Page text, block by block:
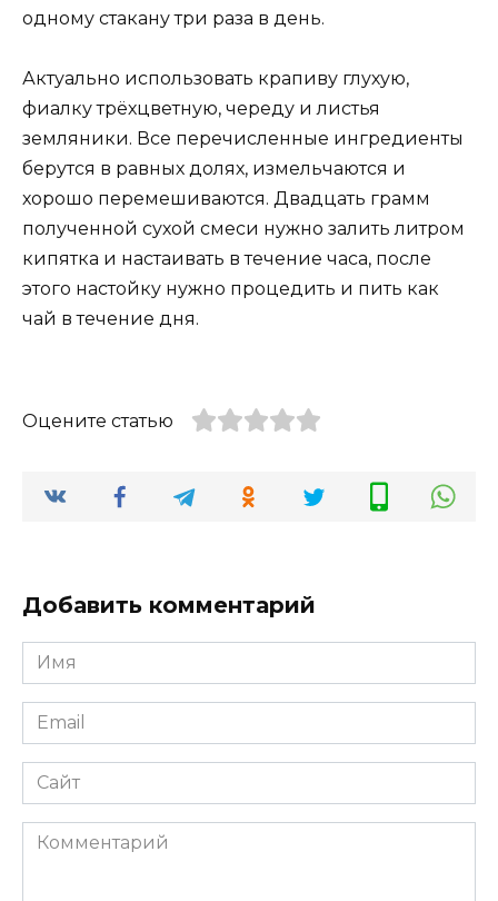
одному стакану три раза в день.
Актуально использовать крапиву глухую,
фиалку трёхцветную, череду и листья
земляники. Все перечисленные ингредиенты
берутся в равных долях, измельчаются и
хорошо перемешиваются. Двадцать грамм
полученной сухой смеси нужно залить литром
кипятка и настаивать в течение часа, после
этого настойку нужно процедить и пить как
чай в течение дня.
Оцените статью
Добавить комментарий
Имя
*
Email
*
Сайт
Комментарий